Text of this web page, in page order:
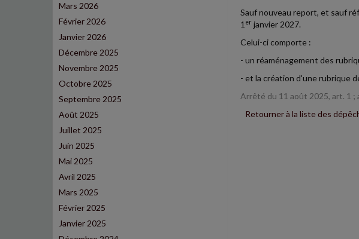
Mars 2026
Février 2026
Janvier 2026
Décembre 2025
Novembre 2025
Octobre 2025
Septembre 2025
Août 2025
Juillet 2025
Juin 2025
Mai 2025
Avril 2025
Mars 2025
Février 2025
Janvier 2025
Sauf nouveau report, et sauf
1 er janvier 2027.
Celui-ci comporte :
- un réaménagement des
- et la création d'une rubrique
Arrêté du 11 août 2025, art. 1 ;
Retourner à la liste des